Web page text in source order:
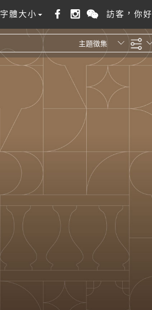
字體大小 訪客，你好
主題徵集